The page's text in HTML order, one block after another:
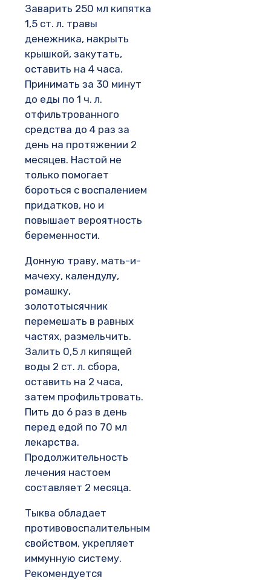
Заварить 250 мл кипятка
1,5 ст. л. травы
денежника, накрыть
крышкой, закутать,
оставить на 4 часа.
Принимать за 30 минут
до еды по 1 ч. л.
отфильтрованного
средства до 4 раз за
день на протяжении 2
месяцев. Настой не
только помогает
бороться с воспалением
придатков, но и
повышает вероятность
беременности.
Донную траву, мать-и-
мачеху, календулу,
ромашку,
золототысячник
перемешать в равных
частях, размельчить.
Залить 0,5 л кипящей
воды 2 ст. л. сбора,
оставить на 2 часа,
затем профильтровать.
Пить до 6 раз в день
перед едой по 70 мл
лекарства.
Продолжительность
лечения настоем
составляет 2 месяца.
Тыква обладает
противовоспалительным
свойством, укрепляет
иммунную систему.
Рекомендуется